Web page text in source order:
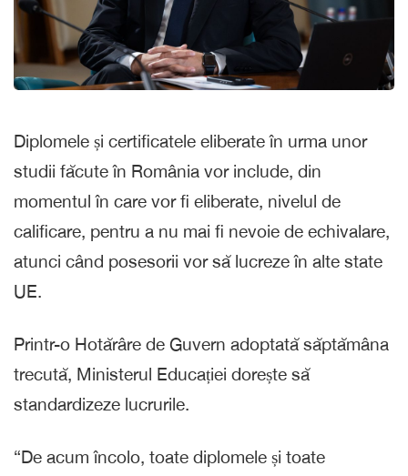
Diplomele și certificatele eliberate în urma unor
studii făcute în România vor include, din
momentul în care vor fi eliberate, nivelul de
calificare, pentru a nu mai fi nevoie de echivalare,
atunci când posesorii vor să lucreze în alte state
UE.
Printr-o Hotărâre de Guvern adoptată săptămâna
trecută, Ministerul Educației dorește să
standardizeze lucrurile.
“De acum încolo, toate diplomele și toate